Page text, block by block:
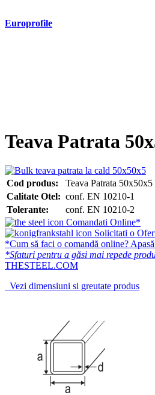
Europrofile
Teava Patrata
Cod produs:
Teava Patrata 50x50x5
Calitate Otel: conf. EN 10210-1
Tolerante:
conf. EN 10210-2
Comandati Online*
Solicitati o
*Cum să faci o comandă online?
*Sfaturi pentru a găsi mai repede
THESTEEL.COM
Vezi dimensiuni si greutate produs